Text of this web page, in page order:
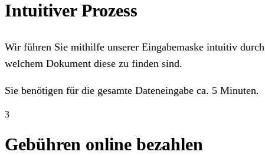
Intuitiver Prozess
Wir führen Sie mithilfe unserer Eingabemaske intuitiv
welchem Dokument diese zu finden sind.
Sie benötigen für die gesamte Dateneingabe ca. 5 Minuten.
3
Gebühren online bezahlen